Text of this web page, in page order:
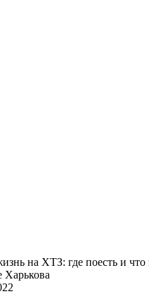
на ХТЗ: где поесть и
Харькова